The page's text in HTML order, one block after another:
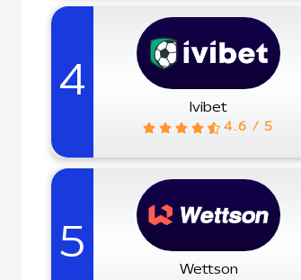
4
Ivibet
4.6 / 5
5
Wettson